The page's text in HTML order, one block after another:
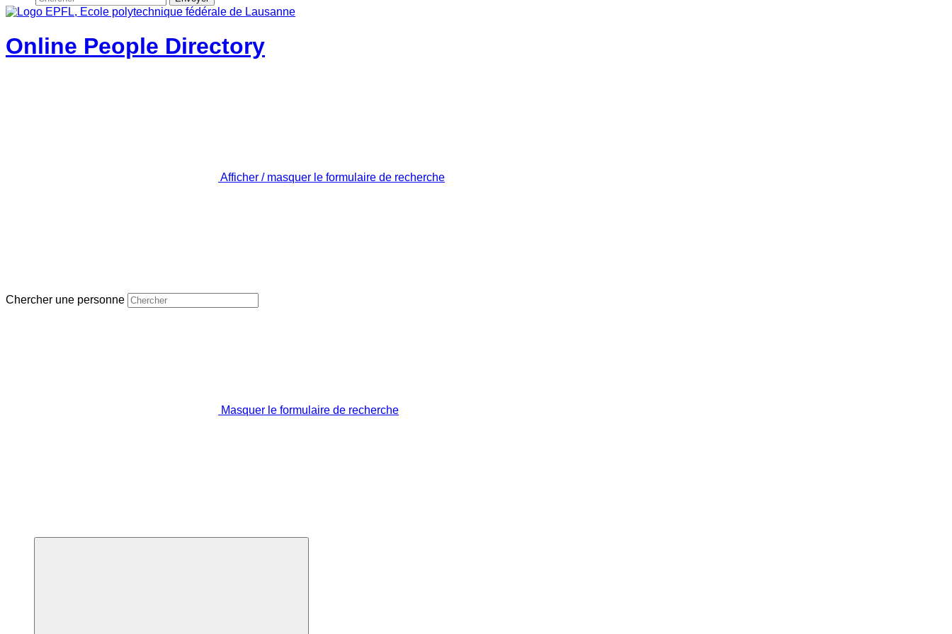
Online People Directory
Afficher / masquer le formulaire de recherche
Chercher une personne
Masquer le formulaire de recherche